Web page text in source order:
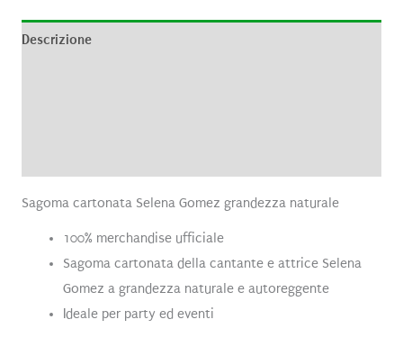
Descrizione
Sagoma cartonata Selena Gomez grandezza naturale
100% merchandise ufficiale
Sagoma cartonata della cantante e attrice Selena
Gomez a grandezza naturale e autoreggente
Ideale per party ed eventi